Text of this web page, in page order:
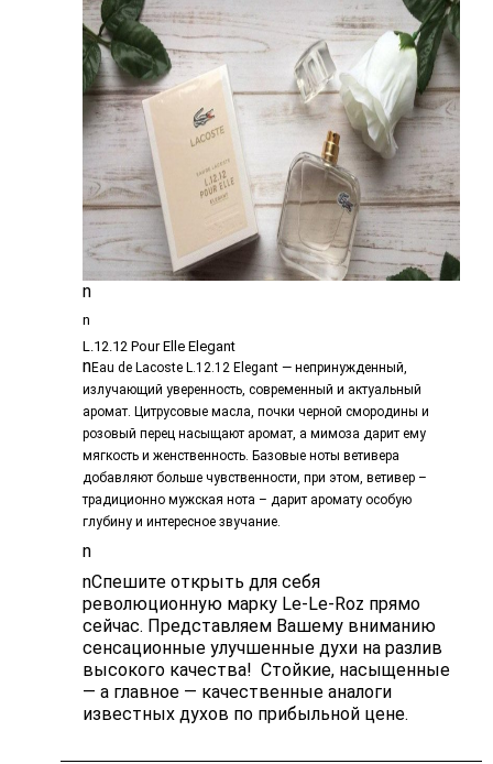
n
n
L.12.12 Pour Elle Elegant
nEau de Lacoste L.12.12 Elegant — непринужденный,
излучающий уверенность, современный и актуальный
аромат. Цитрусовые масла, почки черной смородины и
розовый перец насыщают аромат, а мимоза дарит ему
мягкость и женственность. Базовые ноты ветивера
добавляют больше чувственности, при этом, ветивер –
традиционно мужская нота – дарит аромату особую
глубину и интересное звучание.
n
nСпешите открыть для себя
революционную марку Le-Le-Roz прямо
сейчас. Представляем Вашему вниманию
сенсационные улучшенные духи на разлив
высокого качества! Стойкие, насыщенные
— а главное — качественные аналоги
известных духов по прибыльной цене.